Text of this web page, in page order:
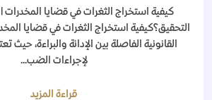
كيفية استخراج الثغرات في قضايا
التحقيق؟كيفية استخراج الثغرات في قضايا
القانونية الفاصلة بين الإدانة والبراءة،
لإجراءات الضب...
قراءة المزيد